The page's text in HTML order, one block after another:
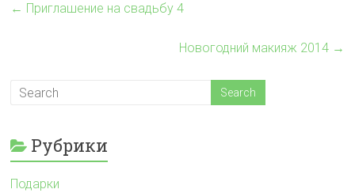
← Приглашение на свадьбу 4
Новогодний макияж 2014 →
Рубрики
Подарки